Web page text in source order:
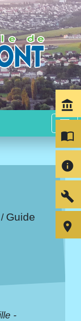
menu
/ Guide
-
account_balance
import_contacts
info
build
room